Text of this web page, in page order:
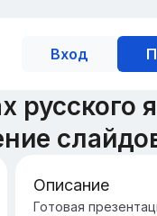
Вход
русского
Введение:
Описание
Готовая